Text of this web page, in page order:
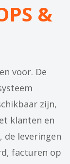
&
voor. De
zijn,
klanten en
de leveringen
facturen op